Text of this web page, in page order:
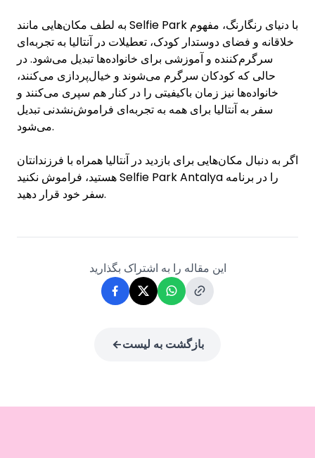
به لطف مکان‌هایی مانند Selfie Park با دنیای رنگارنگ، مفهوم
خلاقانه و فضای دوستدار کودک، تعطیلات در آنتالیا به تجربه‌ای
سرگرم‌کننده و آموزشی برای خانواده‌ها تبدیل می‌شود. در
حالی که کودکان سرگرم می‌شوند و خیال‌پردازی می‌کنند،
خانواده‌ها نیز زمان باکیفیتی را در کنار هم سپری می‌کنند و
سفر به آنتالیا برای همه به تجربه‌ای فراموش‌نشدنی تبدیل
می‌شود.
اگر به دنبال مکان‌هایی برای بازدید در آنتالیا همراه با فرزندانتان
هستید، فراموش نکنید Selfie Park Antalya را در برنامه
سفر خود قرار دهید.
این مقاله را به اشتراک بگذارید
بازگشت به لیست